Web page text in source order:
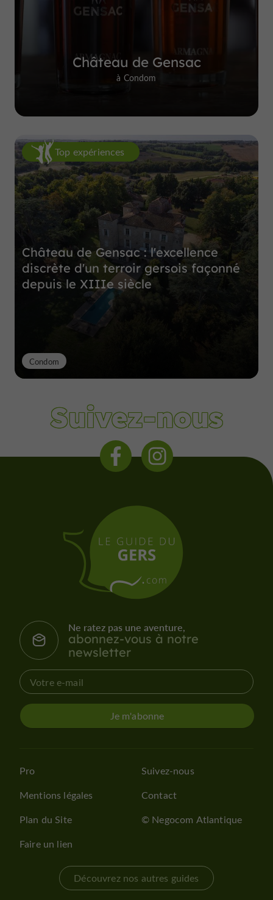
Château de Gensac
à Condom
Top expériences
Château de Gensac : l'excellence
discrète d'un terroir gersois façonné
depuis le XIIIe siècle
Condom
Suivez-nous
Ne ratez pas une aventure,
abonnez-vous à notre
newsletter
Je m'abonne
Pro
Mentions légales
Plan du Site
Faire un lien
Suivez-nous
Contact
© Negocom Atlantique
Découvrez nos autres guides